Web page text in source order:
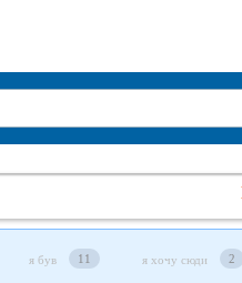
я був 11 я хочу сюди 2